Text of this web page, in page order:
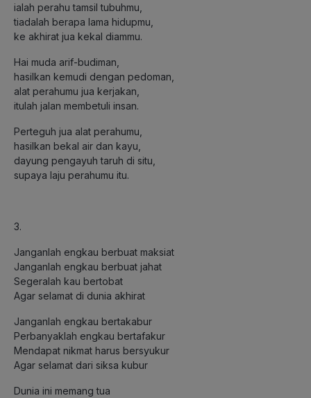
ialah perahu tamsil tubuhmu,
tiadalah berapa lama hidupmu,
ke akhirat jua kekal diammu.
Hai muda arif-budiman,
hasilkan kemudi dengan pedoman,
alat perahumu jua kerjakan,
itulah jalan membetuli insan.
Perteguh jua alat perahumu,
hasilkan bekal air dan kayu,
dayung pengayuh taruh di situ,
supaya laju perahumu itu.
3.
Janganlah engkau berbuat maksiat
Janganlah engkau berbuat jahat
Segeralah kau bertobat
Agar selamat di dunia akhirat
Janganlah engkau bertakabur
Perbanyaklah engkau bertafakur
Mendapat nikmat harus bersyukur
Agar selamat dari siksa kubur
Dunia ini memang tua